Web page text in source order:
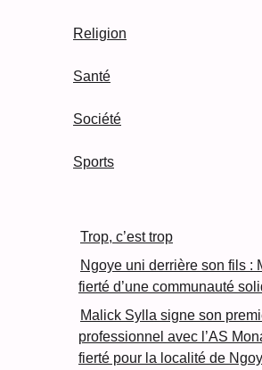
Religion
Santé
Société
Sports
Trop, c’est trop
Ngoye uni derrière son fils :
fierté d’une communauté
Malick Sylla signe son
professionnel avec l’AS
fierté pour la localité de